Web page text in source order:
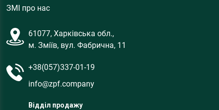
ЗМІ про нас
61077, Харківська обл.,
м. Зміїв, вул. Фабрична, 11
+38(057)337-01-19
info@zpf.company
Відділ продажу